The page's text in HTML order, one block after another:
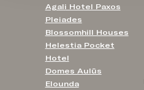
Agali Hotel Paxos
Pleiades
Blossomhill Houses
Helestia Pocket
Hotel
Domes Aulūs
Elounda